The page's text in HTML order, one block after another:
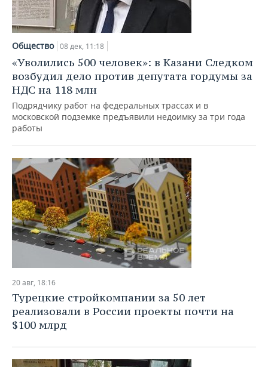
Общество 08 дек, 11:18
«Уволились 500 человек»: в Казани Следком
возбудил дело против депутата гордумы за
НДС на 118 млн
Подрядчику работ на федеральных трассах и в
московской подземке предъявили недоимку за три года
работы
20 авг, 18:16
Турецкие стройкомпании за 50 лет
реализовали в России проекты почти на
$100 млрд